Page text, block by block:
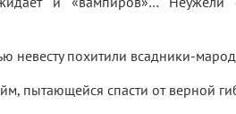
невесту похитили всадники-
пытающейся спасти от верной